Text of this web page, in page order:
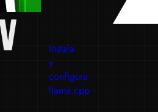
Instala
y
configura
llama.cpp